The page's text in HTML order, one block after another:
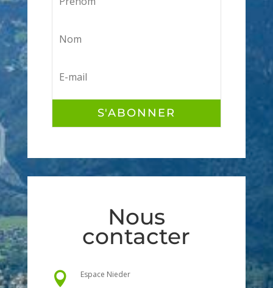
S'ABONNER
Nous
contacter
 Espace Nieder